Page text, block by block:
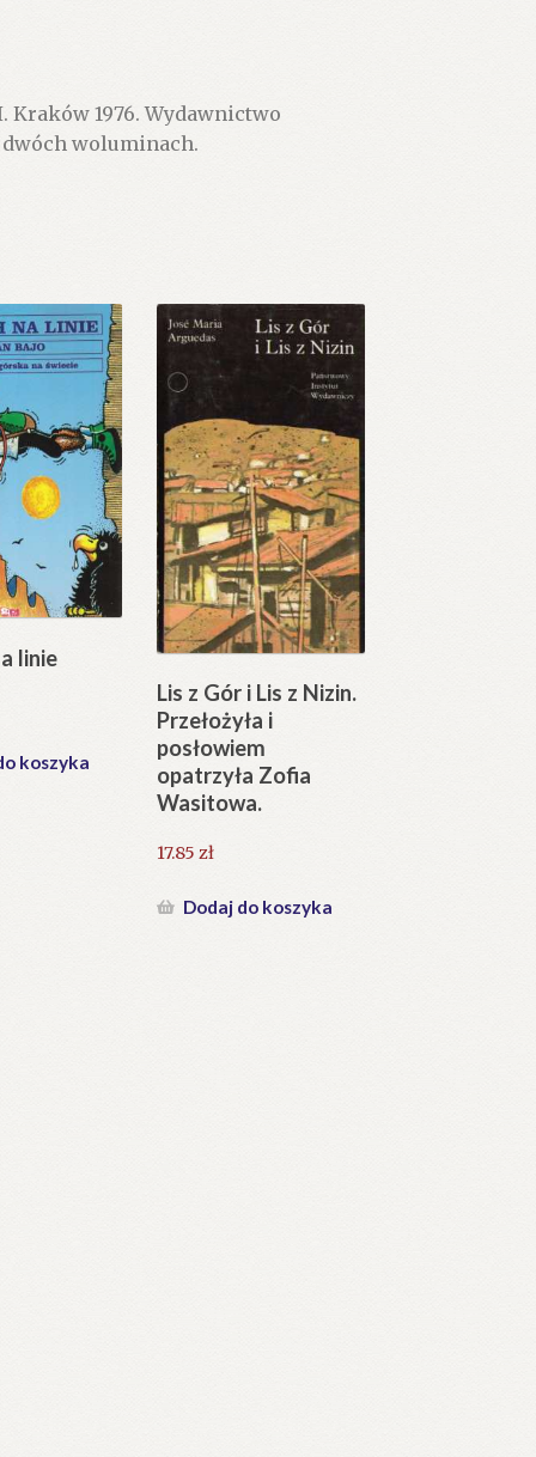
Kraków 1976. Wydawnictwo
dwóch woluminach.
linie
koszyka
Lis z Gór i Lis z Nizin.
Przełożyła i
posłowiem
opatrzyła Zofia
Wasitowa.
17.85zł
Dodaj do koszyka